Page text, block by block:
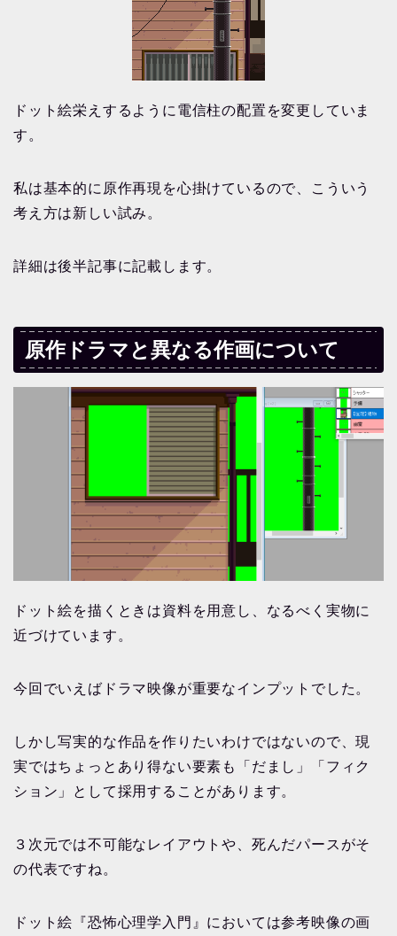
ドット絵栄えするように電信柱の配置を変更していま
す。
私は基本的に原作再現を心掛けているので、こういう
考え方は新しい試み。
詳細は後半記事に記載します。
原作ドラマと異なる作画について
ドット絵を描くときは資料を用意し、なるべく実物に
近づけています。
今回でいえばドラマ映像が重要なインプットでした。
しかし写実的な作品を作りたいわけではないので、現
実ではちょっとあり得ない要素も「だまし」「フィク
ション」として採用することがあります。
３次元では不可能なレイアウトや、死んだパースがそ
の代表ですね。
ドット絵『恐怖心理学入門』においては参考映像の画